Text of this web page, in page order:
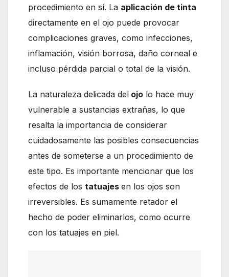
procedimiento en sí. La aplicación de tinta
directamente en el ojo puede provocar
complicaciones graves, como infecciones,
inflamación, visión borrosa, daño corneal e
incluso pérdida parcial o total de la visión.
La naturaleza delicada del ojo lo hace muy
vulnerable a sustancias extrañas, lo que
resalta la importancia de considerar
cuidadosamente las posibles consecuencias
antes de someterse a un procedimiento de
este tipo. Es importante mencionar que los
efectos de los tatuajes en los ojos son
irreversibles. Es sumamente retador el
hecho de poder eliminarlos, como ocurre
con los tatuajes en piel.